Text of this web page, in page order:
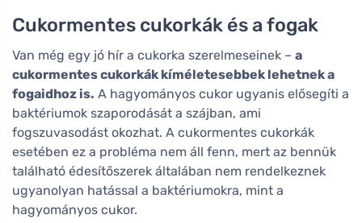
Cukormentes cukorkák és a fogak
Van még egy jó hír a cukorka szerelmeseinek – a
cukormentes cukorkák kíméletesebbek lehetnek a
fogaidhoz is. A hagyományos cukor ugyanis elősegíti a
baktériumok szaporodását a szájban, ami
fogszuvasodást okozhat. A cukormentes cukorkák
esetében ez a probléma nem áll fenn, mert az bennük
található édesítőszerek általában nem rendelkeznek
ugyanolyan hatással a baktériumokra, mint a
hagyományos cukor.